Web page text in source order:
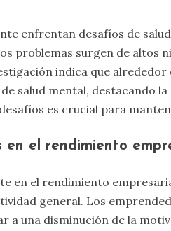
enfrentan desafíos de
problemas surgen de altos
indica que alrededor
salud mental, destacando
es crucial para
en el rendimiento
en el rendimiento
general. Los
a una disminución de la